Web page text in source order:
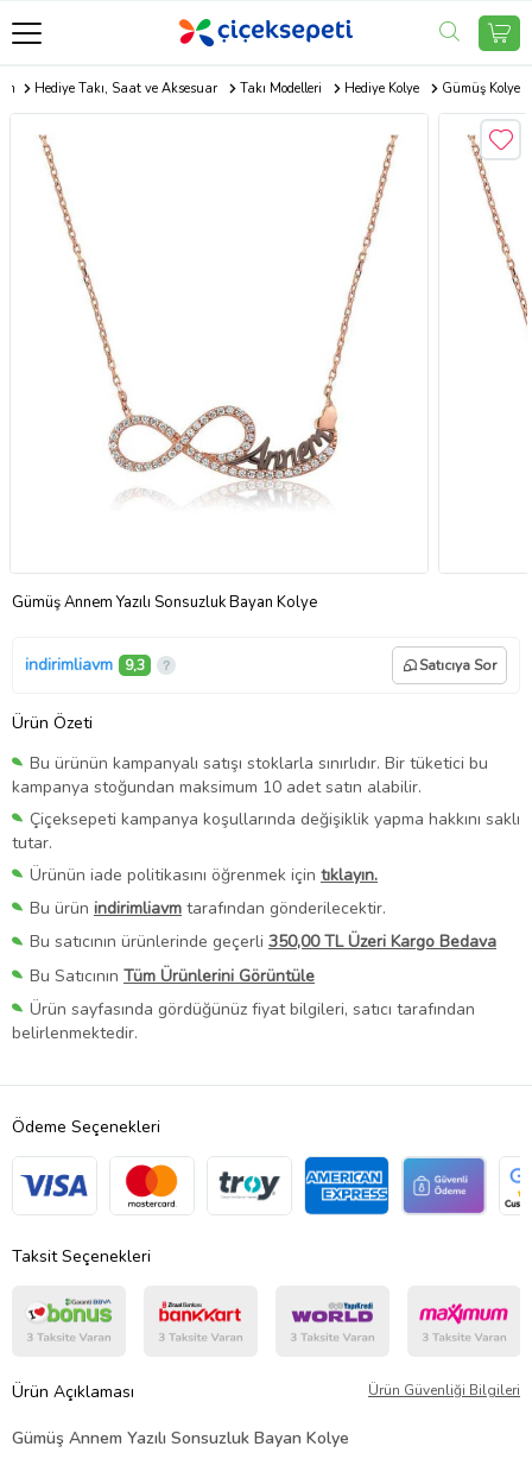
Hediye Takı, Saat ve Aksesuar Takı Modelleri Hediye Kolye Gümüş Kolye
Gümüş Annem Yazılı Sonsuzluk Bayan Kolye
indirimliavm 9,3 Satıcıya Sor
Ürün Özeti
Bu ürünün kampanyalı satışı stoklarla sınırlıdır. Bir tüketici bu
kampanya stoğundan maksimum 10 adet satın alabilir.
Çiçeksepeti kampanya koşullarında değişiklik yapma hakkını saklı
tutar.
Ürünün iade politikasını öğrenmek için tıklayın.
Bu ürün indirimliavm tarafından gönderilecektir.
Bu satıcının ürünlerinde geçerli 350,00 TL Üzeri Kargo Bedava
Bu Satıcının Tüm Ürünlerini Görüntüle
Ürün sayfasında gördüğünüz fiyat bilgileri, satıcı tarafından
belirlenmektedir.
Ödeme Seçenekleri
Taksit Seçenekleri
Ürün Açıklaması Ürün Güvenliği Bilgileri
Gümüş Annem Yazılı Sonsuzluk Bayan Kolye